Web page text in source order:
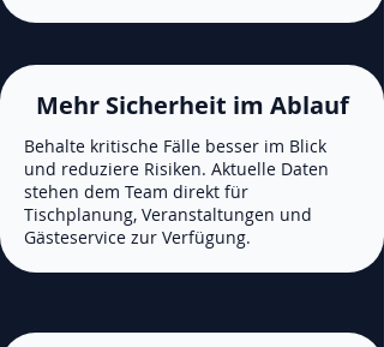
Mehr Sicherheit im Ablauf
Behalte kritische Fälle besser im Blick
und reduziere Risiken. Aktuelle Daten
stehen dem Team direkt für
Tischplanung, Veranstaltungen und
Gästeservice zur Verfügung.